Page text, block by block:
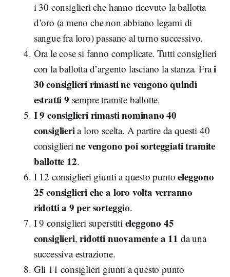
i 30 consiglieri che hanno ricevuto la ballotta
d’oro (a meno che non abbiano legami di
sangue fra loro) passano al turno successivo.
Ora le cose si fanno complicate. Tutti consiglieri
con la ballotta d’argento lasciano la stanza. Frai
30 consiglieri rimasti ne vengono quindi
estratti 9 sempre tramite ballotte.
I 9 consiglieri rimasti nominano 40
consiglieria loro scelta. A partire da questi 40
consiglierine vengono poi sorteggiati tramite
ballotte 12.
I 12 consiglieri giunti a questo puntoeleggono
25 consiglieri che a loro volta verranno
ridotti a 9 per sorteggio.
I 9 consiglieri superstiti eleggono 45
consiglieri,ridotti nuovamente a 11 da una
successiva estrazione.
Gli 11 consiglieri giunti a questo punto